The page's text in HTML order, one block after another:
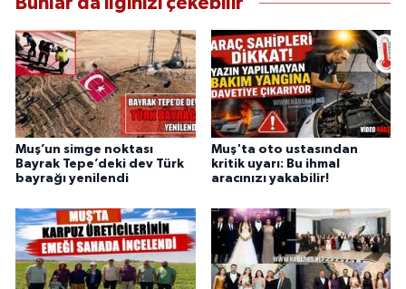
Muş’un simge noktası
Bayrak Tepe’deki dev Türk
bayrağı yenilendi
Muş'ta oto ustasından
kritik uyarı: Bu ihmal
aracınızı yakabilir!